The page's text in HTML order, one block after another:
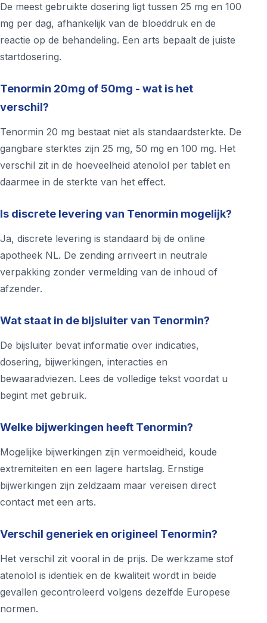
De meest gebruikte dosering ligt tussen 25 mg en 100
mg per dag, afhankelijk van de bloeddruk en de
reactie op de behandeling. Een arts bepaalt de juiste
startdosering.
Tenormin 20mg of 50mg - wat is het
verschil?
Tenormin 20 mg bestaat niet als standaardsterkte. De
gangbare sterktes zijn 25 mg, 50 mg en 100 mg. Het
verschil zit in de hoeveelheid atenolol per tablet en
daarmee in de sterkte van het effect.
Is discrete levering van Tenormin mogelijk?
Ja, discrete levering is standaard bij de online
apotheek NL. De zending arriveert in neutrale
verpakking zonder vermelding van de inhoud of
afzender.
Wat staat in de bijsluiter van Tenormin?
De bijsluiter bevat informatie over indicaties,
dosering, bijwerkingen, interacties en
bewaaradviezen. Lees de volledige tekst voordat u
begint met gebruik.
Welke bijwerkingen heeft Tenormin?
Mogelijke bijwerkingen zijn vermoeidheid, koude
extremiteiten en een lagere hartslag. Ernstige
bijwerkingen zijn zeldzaam maar vereisen direct
contact met een arts.
Verschil generiek en origineel Tenormin?
Het verschil zit vooral in de prijs. De werkzame stof
atenolol is identiek en de kwaliteit wordt in beide
gevallen gecontroleerd volgens dezelfde Europese
normen.